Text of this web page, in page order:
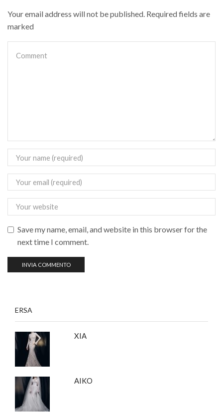
Your email address will not be published. Required fields are
marked
Save my name, email, and website in this browser for the
next time I comment.
ERSA
XIA
AIKO